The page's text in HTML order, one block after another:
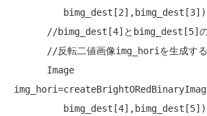
//bimg_dest[4]とbimg_dest[5]の
//反転二値画像img_horiを生成する